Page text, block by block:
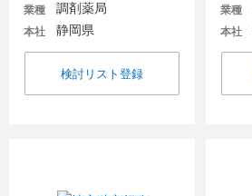
業種 調剤薬局
本社 静岡県
検討リスト登録
業種
本社